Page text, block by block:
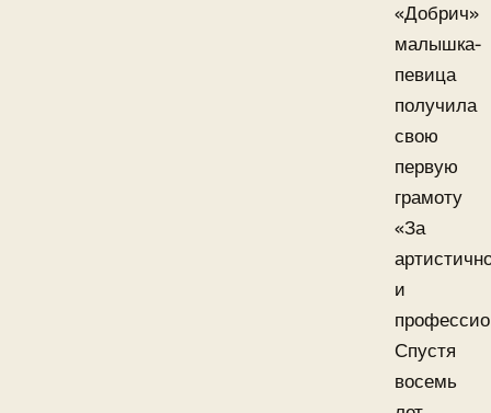
«Добрич»
малышка-
певица
получила
свою
первую
грамоту
«За
и
Спустя
восемь